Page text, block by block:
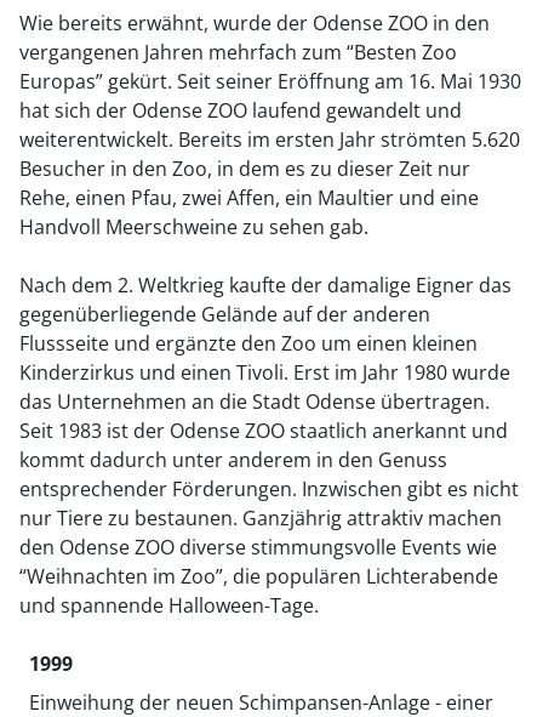
Wie bereits erwähnt, wurde der Odense ZOO in den
vergangenen Jahren mehrfach zum “Besten Zoo
Europas” gekürt. Seit seiner Eröffnung am 16. Mai 1930
hat sich der Odense ZOO laufend gewandelt und
weiterentwickelt. Bereits im ersten Jahr strömten 5.620
Besucher in den Zoo, in dem es zu dieser Zeit nur
Rehe, einen Pfau, zwei Affen, ein Maultier und eine
Handvoll Meerschweine zu sehen gab.
Nach dem 2. Weltkrieg kaufte der damalige Eigner das
gegenüberliegende Gelände auf der anderen
Flussseite und ergänzte den Zoo um einen kleinen
Kinderzirkus und einen Tivoli. Erst im Jahr 1980 wurde
das Unternehmen an die Stadt Odense übertragen.
Seit 1983 ist der Odense ZOO staatlich anerkannt und
kommt dadurch unter anderem in den Genuss
entsprechender Förderungen. Inzwischen gibt es nicht
nur Tiere zu bestaunen. Ganzjährig attraktiv machen
den Odense ZOO diverse stimmungsvolle Events wie
“Weihnachten im Zoo”, die populären Lichterabende
und spannende Halloween-Tage.
1999
Einweihung der neuen Schimpansen-Anlage - einer